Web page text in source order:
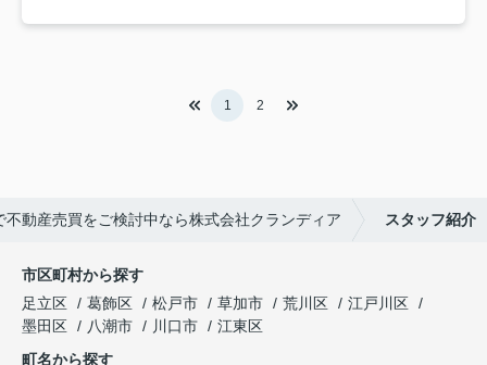
1 2
不動産売買をご検討中なら株式会社クランディア スタッフ紹介
市区町村から探す
足立区
葛飾区 松戸市 草加市 荒川区
江戸川区
墨田区
八潮市 川口市
江東区
町名から探す